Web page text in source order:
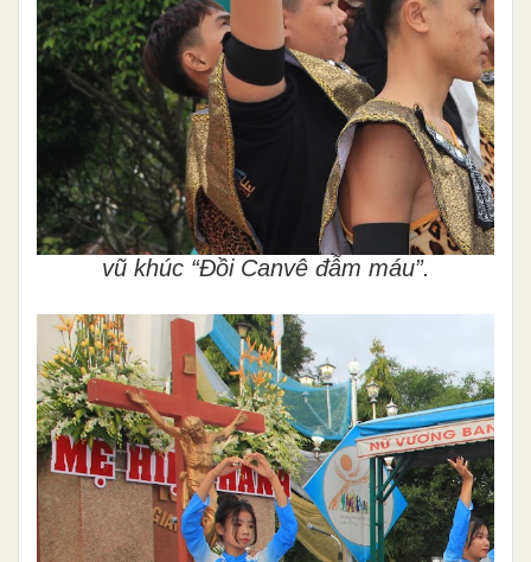
vũ khúc “Đồi Canvê đẫm máu”.